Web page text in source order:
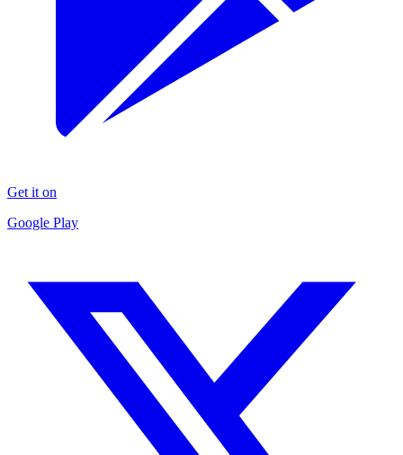
Get it on
Google Play